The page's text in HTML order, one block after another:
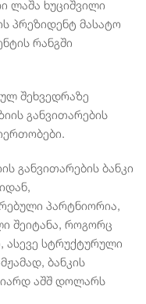
ლაშა ხუციშვილი
პრეზიდენტ მასატო
რანგში
შეხვედრაზე
განვითარების
განვითარების ბანკი
პარტნიორია,
შეიტანა, როგორც
ასევე სტრუქტურული
ბანკის
აშშ დოლარს